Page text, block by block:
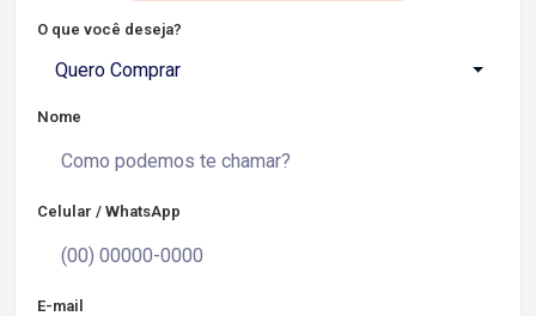
O que você deseja?
Quero Comprar
Nome
Celular / WhatsApp
E-mail